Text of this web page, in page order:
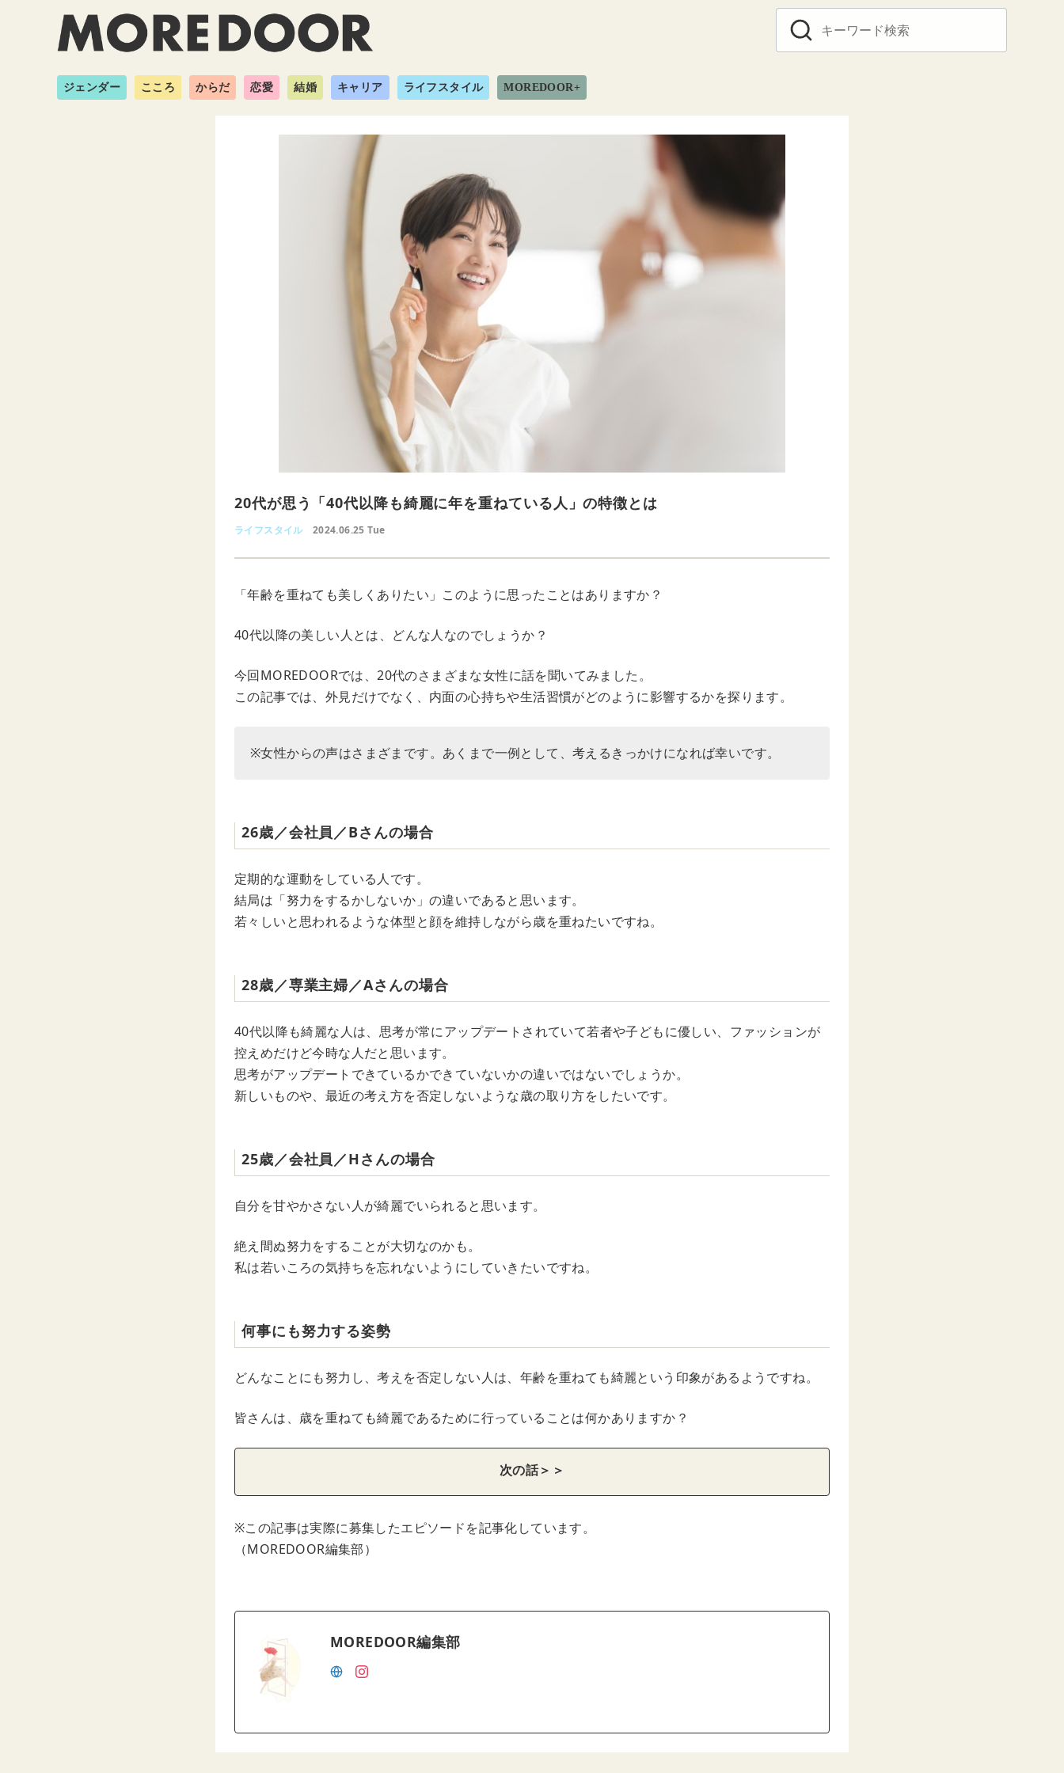
ジェンダー こころ からだ 恋愛 結婚 キャリア ライフスタイル MOREDOOR+
20代が思う「40代以降も綺麗に年を重ねている人」の特徴とは
ライフスタイル 2024.06.25 Tue
「年齢を重ねても美しくありたい」このように思ったことはありますか？
40代以降の美しい人とは、どんな人なのでしょうか？
今回MOREDOORでは、20代のさまざまな女性に話を聞いてみました。
この記事では、外見だけでなく、内面の心持ちや生活習慣がどのように影響するかを探ります。
※女性からの声はさまざまです。あくまで一例として、考えるきっかけになれば幸いです。
26歳／会社員／Bさんの場合
定期的な運動をしている人です。
結局は「努力をするかしないか」の違いであると思います。
若々しいと思われるような体型と顔を維持しながら歳を重ねたいですね。
28歳／専業主婦／Aさんの場合
40代以降も綺麗な人は、思考が常にアップデートされていて若者や子どもに優しい、ファッションが
控えめだけど今時な人だと思います。
思考がアップデートできているかできていないかの違いではないでしょうか。
新しいものや、最近の考え方を否定しないような歳の取り方をしたいです。
25歳／会社員／Hさんの場合
自分を甘やかさない人が綺麗でいられると思います。
絶え間ぬ努力をすることが大切なのかも。
私は若いころの気持ちを忘れないようにしていきたいですね。
何事にも努力する姿勢
どんなことにも努力し、考えを否定しない人は、年齢を重ねても綺麗という印象があるようですね。
皆さんは、歳を重ねても綺麗であるために行っていることは何かありますか？
次の話＞＞
※この記事は実際に募集したエピソードを記事化しています。
（MOREDOOR編集部）
MOREDOOR編集部